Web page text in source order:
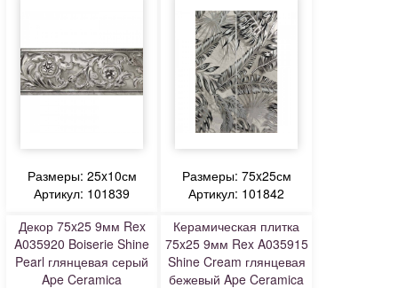
Размеры: 25x10см
Артикул: 101839
Размеры: 75x25см
Артикул: 101842
Декор 75x25 9мм Rex
A035920 Boiserie Shine
Pearl глянцевая серый
Ape Ceramica
Керамическая плитка
75x25 9мм Rex A035915
Shine Cream глянцевая
бежевый Ape Ceramica